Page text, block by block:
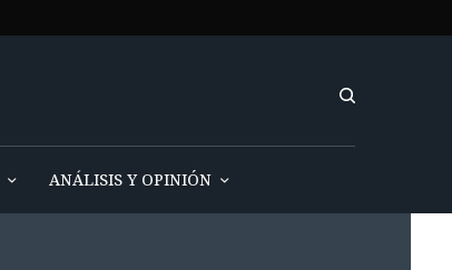
ANÁLISIS Y OPINIÓN